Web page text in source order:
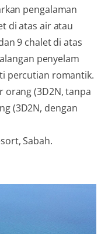
pengalaman
di atas air atau
9 chalet di atas
penyelam
percutian romantik.
orang (3D2N, tanpa
(3D2N, dengan
Sabah.